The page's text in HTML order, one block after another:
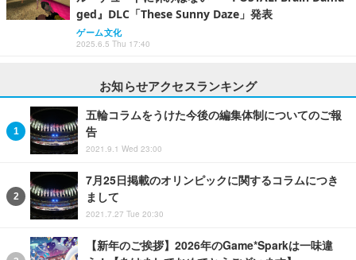
ged』DLC「These Sunny Daze」発表
ゲーム文化
2025.6.5 Thu 17:40
お知らせアクセスランキング
五輪コラムをうけた今後の編集体制についてのご報
告
2021.9.1 Wed 23:00
7月25日掲載のオリンピックに関するコラムにつき
まして
2021.7.27 Tue 20:30
【新年のご挨拶】2026年のGame*Sparkは一味違